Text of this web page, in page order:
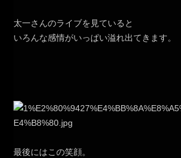
太一さんのライブを見ていると
いろんな感情がいっぱい溢れ出てきます。
最後にはこの笑顔。